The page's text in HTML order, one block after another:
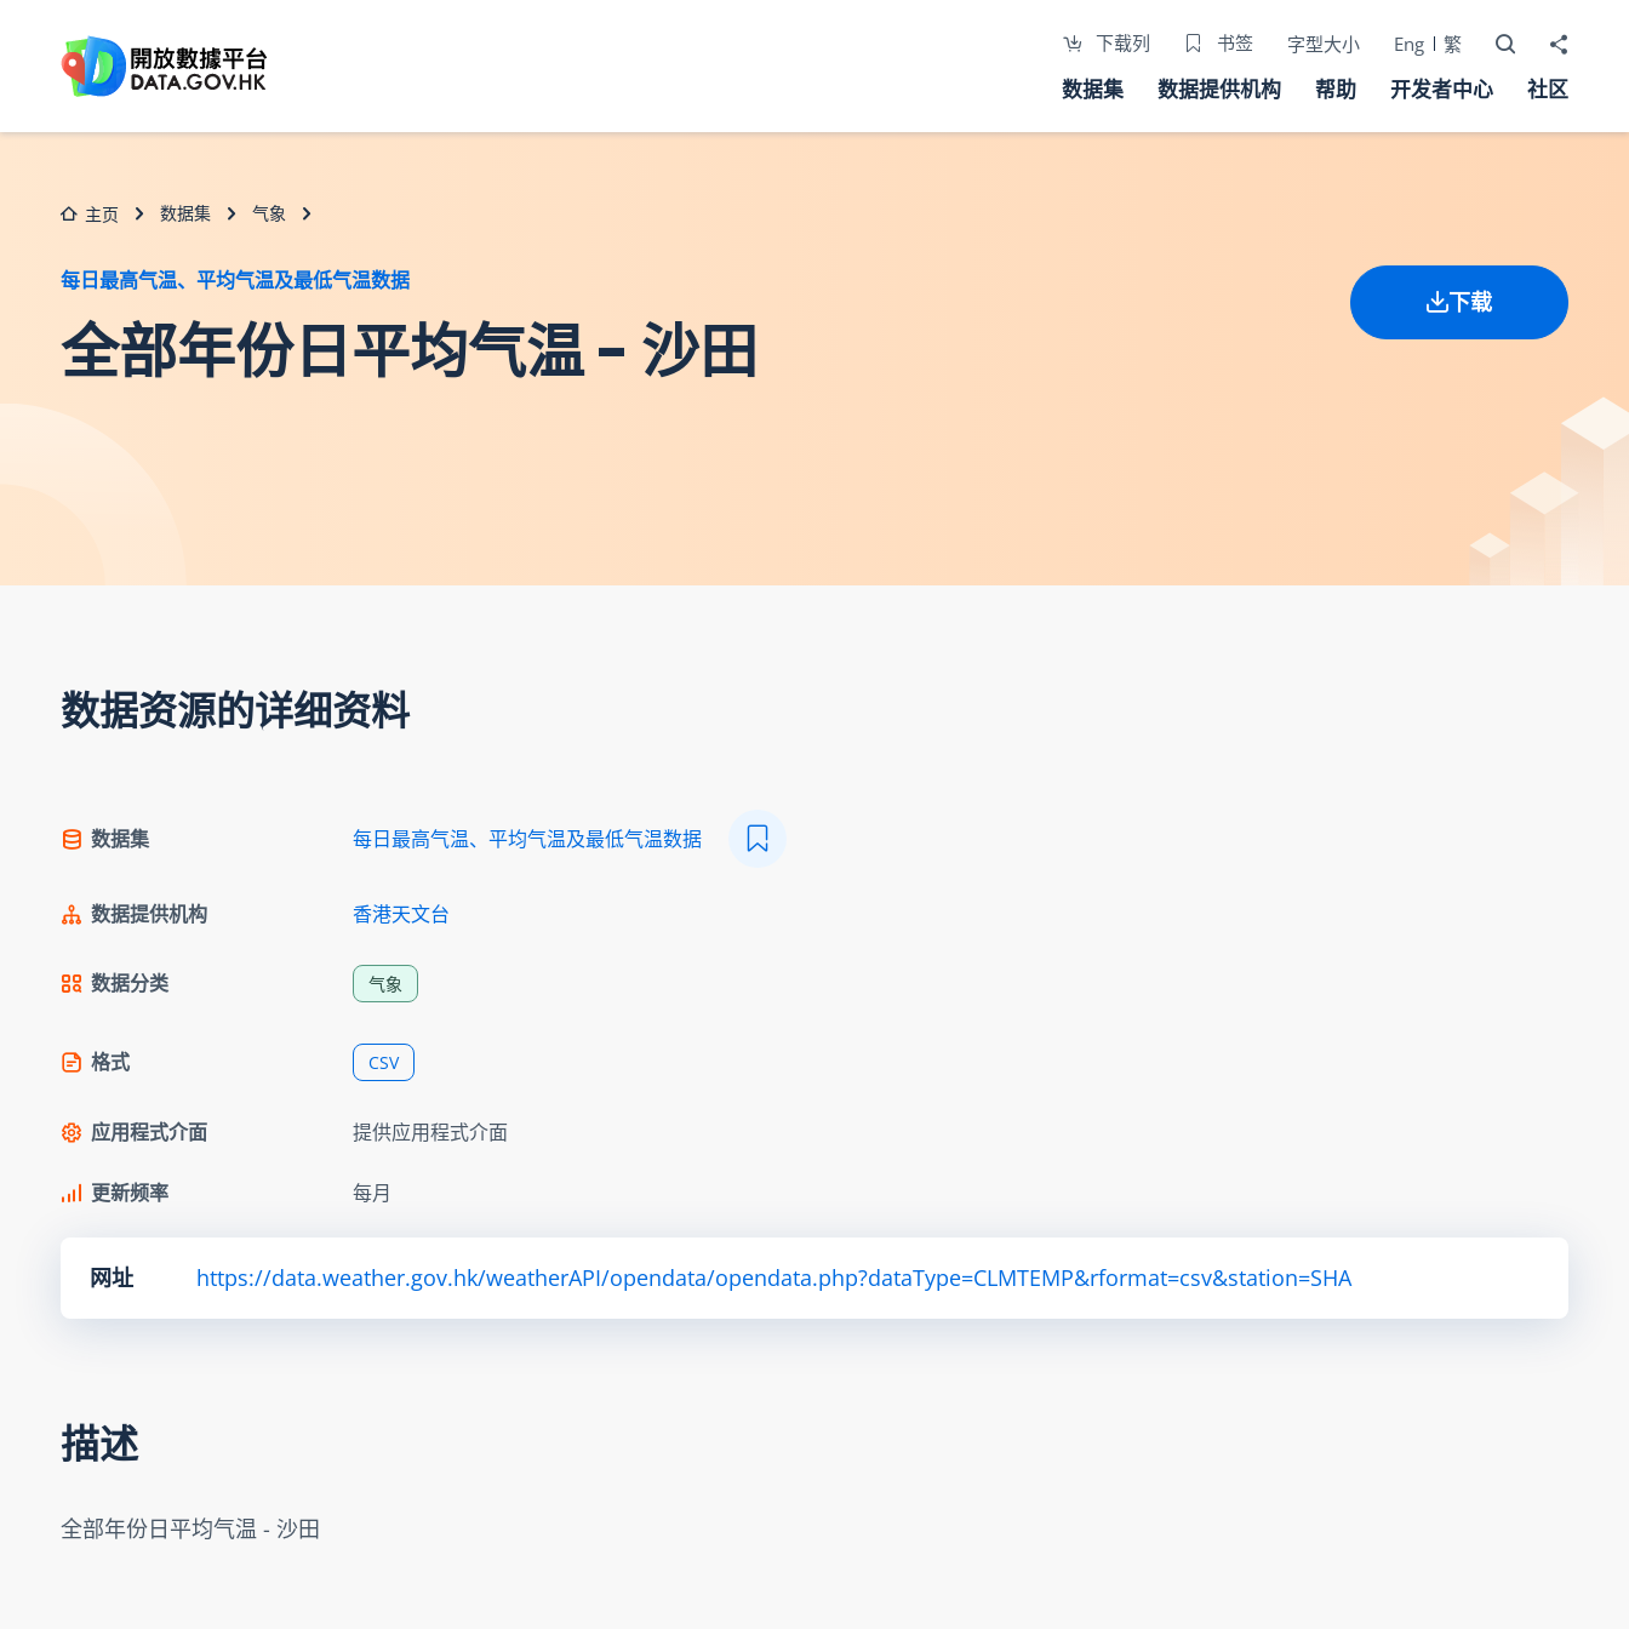
下载列 书签 字型大小 Eng 繁 打开搜寻器
分享至
数据集 数据提供机构 帮助 开发者中心 社区
主页 数据集 气象
每日最高气温、平均气温及最低气温数据
全部年份日平均气温 - 沙田
下载
数据资源的详细资料
数据集 每日最高气温、平均气温及最低气温数据
数据提供机构 香港天文台
数据分类 气象
格式 CSV
应用程式介面 提供应用程式介面
更新频率 每月
网址 https://data.weather.gov.hk/weatherAPI/opendata/opendata.php?dataType=CLMTEMP&rformat=csv&station=SHA
描述
全部年份日平均气温 - 沙田